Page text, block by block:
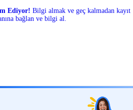
Ediyor! Bilgi almak ve geç kalmadan kayıt
bağlan ve bilgi al.